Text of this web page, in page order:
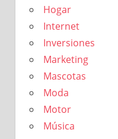
Hogar
Internet
Inversiones
Marketing
Mascotas
Moda
Motor
Música